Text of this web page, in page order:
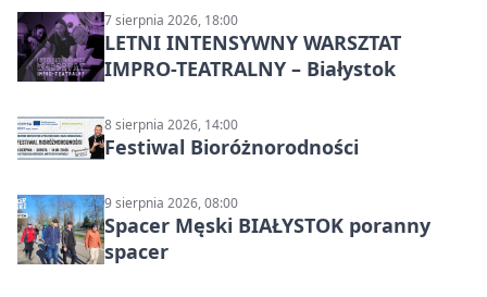
7 sierpnia 2026, 18:00
LETNI INTENSYWNY WARSZTAT
IMPRO-TEATRALNY – Białystok
8 sierpnia 2026, 14:00
Festiwal Bioróżnorodności
9 sierpnia 2026, 08:00
Spacer Męski BIAŁYSTOK poranny
spacer